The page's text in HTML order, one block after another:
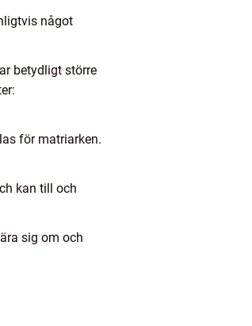
något
betydligt större
för matriarken.
kan till och
sig om och